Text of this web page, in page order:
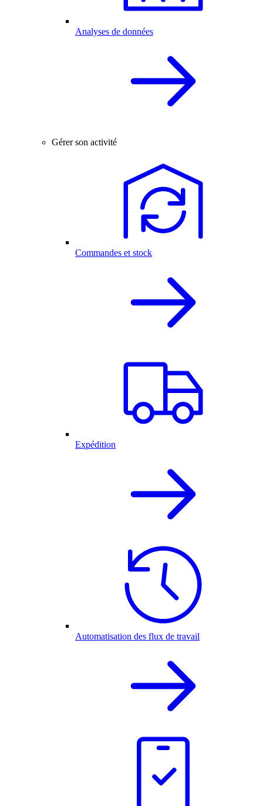
Analyses de données
Gérer son activité
Commandes et stock
Expédition
Automatisation des flux de travail